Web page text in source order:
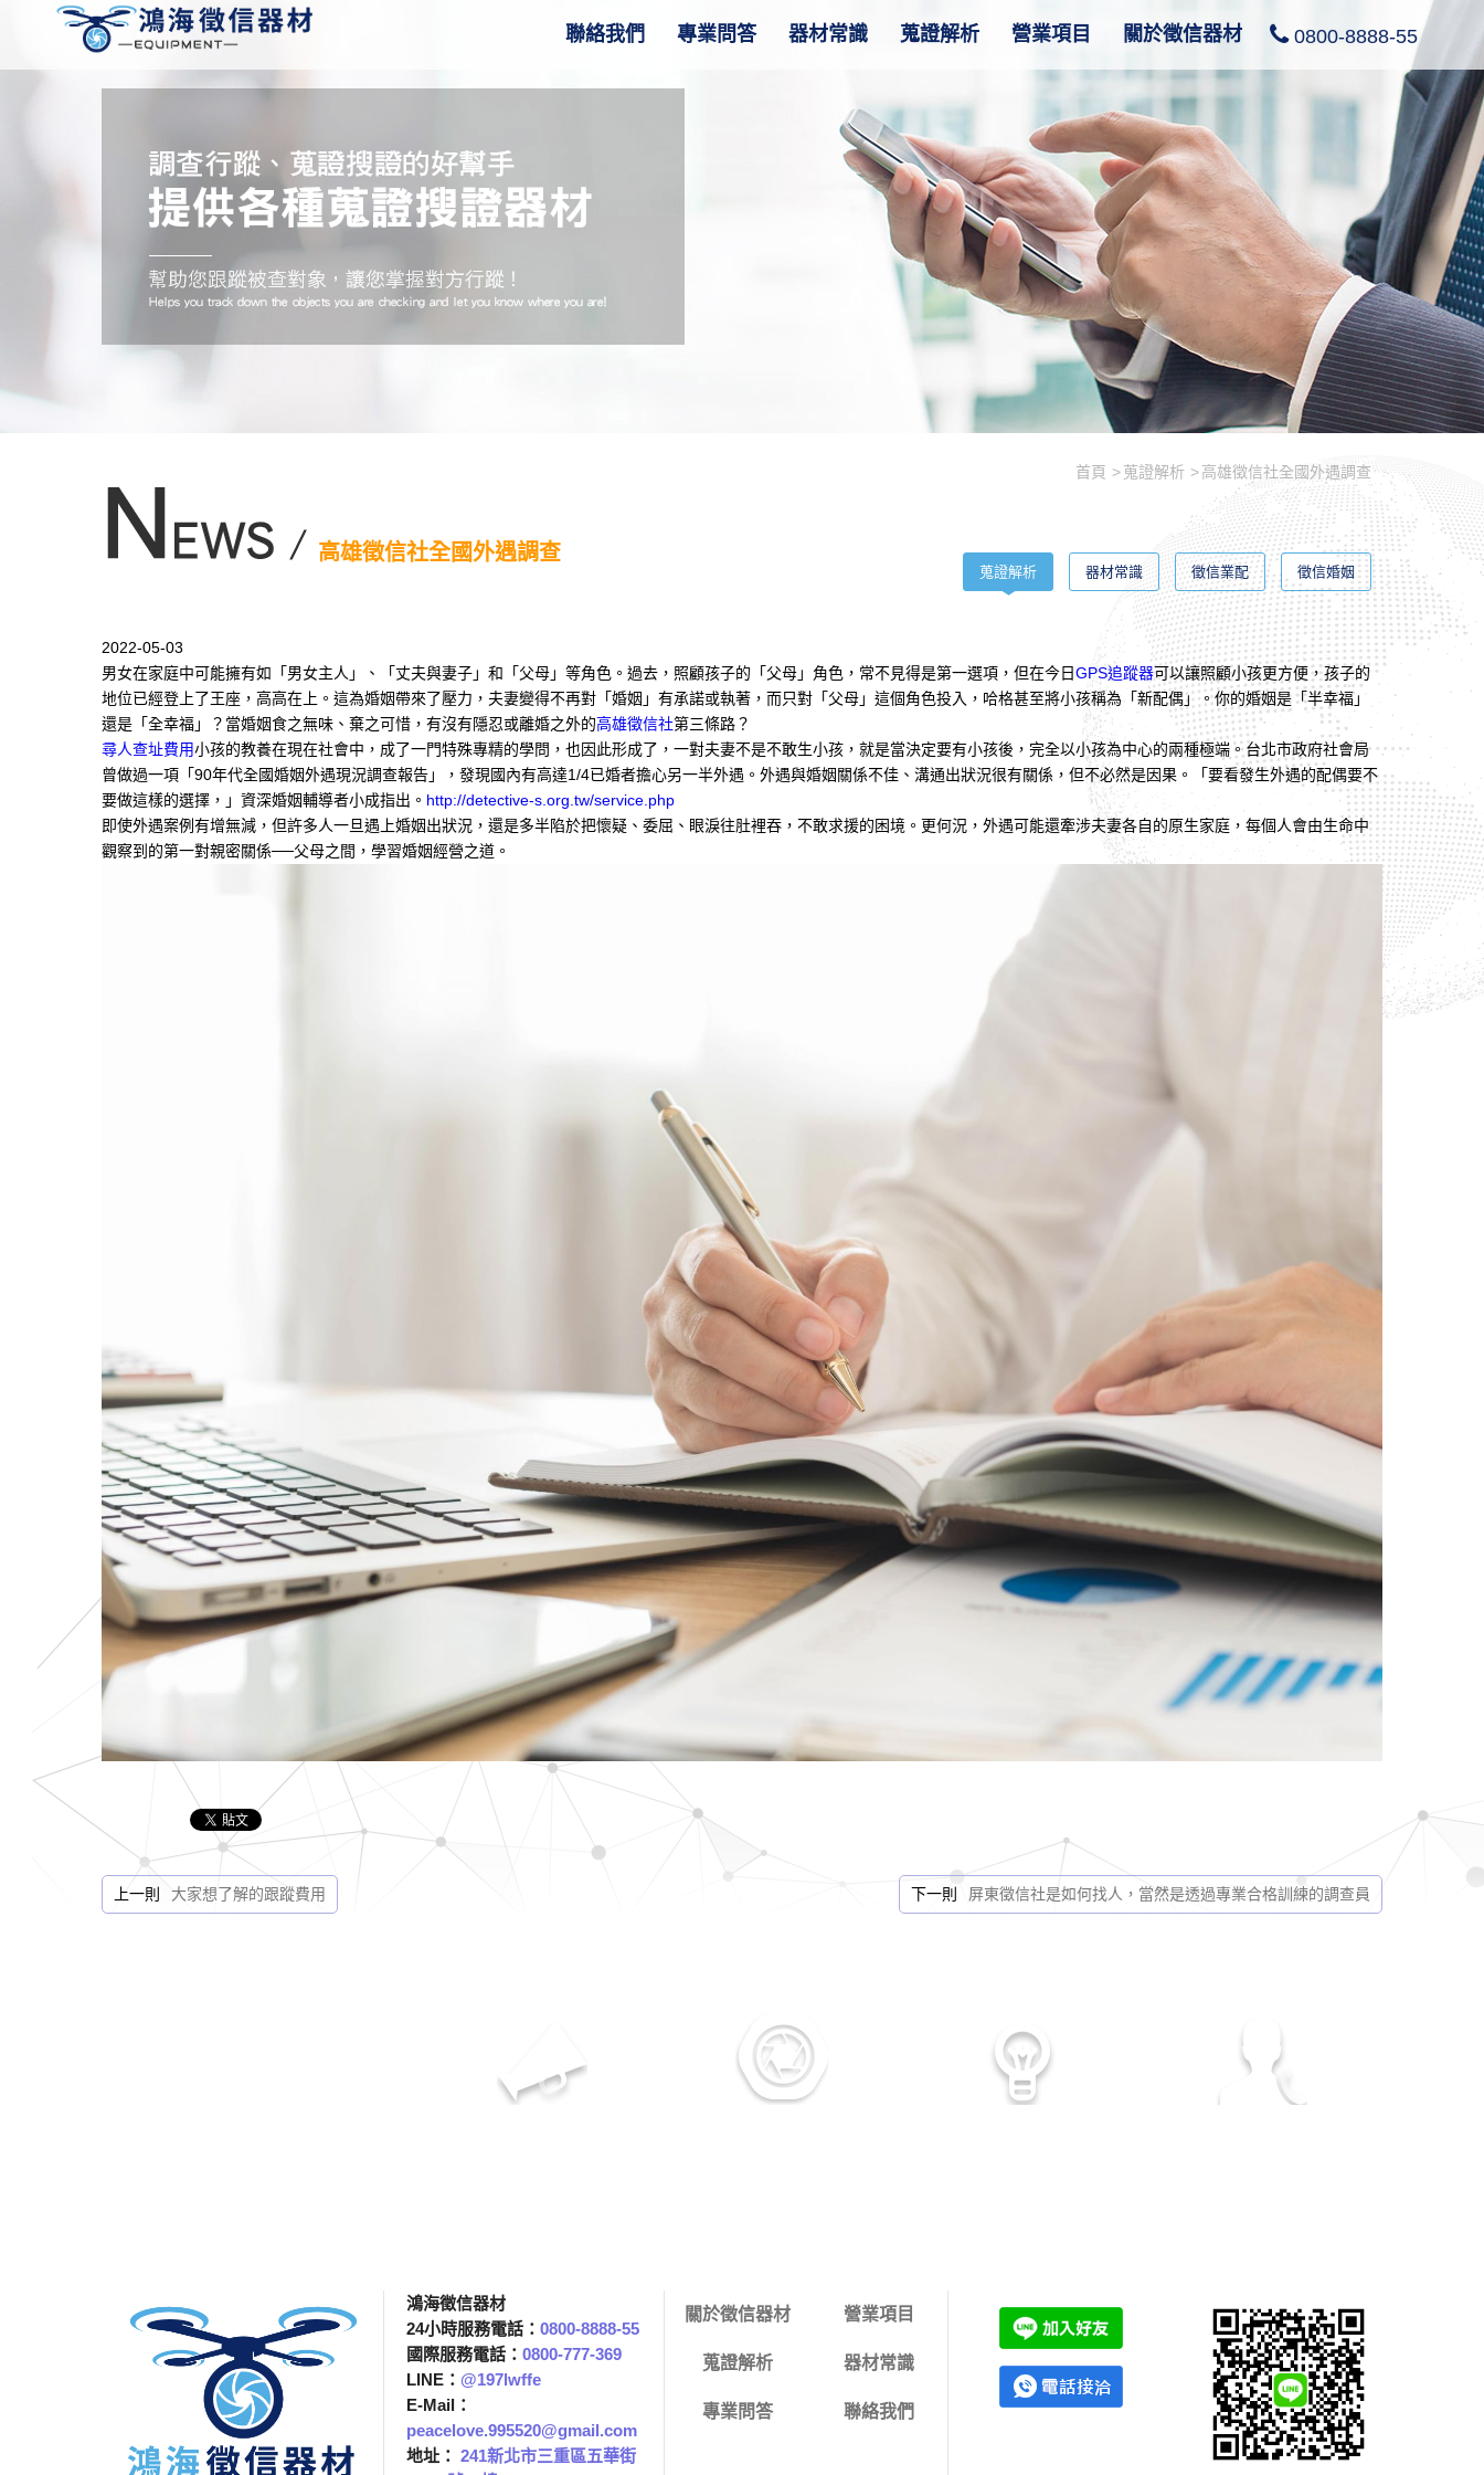
0800-8888-55
關於徵信器材
營業項目
蒐證解析
器材常識
專業問答
聯絡我們
首頁 蒐證解析 高雄徵信社全國外遇調查
蒐證解析 器材常識 徵信業配 徵信婚姻
高雄徵信社全國外遇調查
2022-05-03
男女在家庭中可能擁有如「男女主人」、「丈夫與妻子」和「父母」等角色。過去，照顧孩子的「父母」角色，常不見得是第一選項，但在今日GPS追蹤器可以讓照顧小孩更方便，孩子的
地位已經登上了王座，高高在上。這為婚姻帶來了壓力，夫妻變得不再對「婚姻」有承諾或執著，而只對「父母」這個角色投入，哈格甚至將小孩稱為「新配偶」。你的婚姻是「半幸福」
還是「全幸福」？當婚姻食之無味、棄之可惜，有沒有隱忍或離婚之外的高雄徵信社第三條路？
尋人查址費用小孩的教養在現在社會中，成了一門特殊專精的學問，也因此形成了，一對夫妻不是不敢生小孩，就是當決定要有小孩後，完全以小孩為中心的兩種極端。台北市政府社會局
曾做過一項「90年代全國婚姻外遇現況調查報告」，發現國內有高達1/4已婚者擔心另一半外遇。外遇與婚姻關係不佳、溝通出狀況很有關係，但不必然是因果。「要看發生外遇的配偶要不
要做這樣的選擇，」資深婚姻輔導者小成指出。 http://detective-s.org.tw/service.php
即使外遇案例有增無減，但許多人一旦遇上婚姻出狀況，還是多半陷於把懷疑、委屈、眼淚往肚裡吞，不敢求援的困境。更何況，外遇可能還牽涉夫妻各自的原生家庭，每個人會由生命中
觀察到的第一對親密關係──父母之間，學習婚姻經營之道。
上一則 大家想了解的跟蹤費用 下一則 屏東徵信社是如何找人，當然是透過專業合格訓練的調查員
鴻海徵信器材
24小時服務電話：0800-8888-55
國際服務電話：0800-777-369
LINE： @197lwffe
E-Mail：
peacelove.995520@gmail.com
地址：241新北市三重區五華街
關於徵信器材 營業項目
蒐證解析 器材常識
專業問答 聯絡我們